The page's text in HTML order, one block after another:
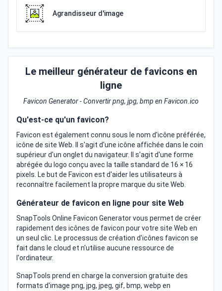
Agrandisseur d'image
Le meilleur générateur de favicons en
ligne
Favicon Generator - Convertir png, jpg, bmp en Favicon.ico
Qu'est-ce qu'un favicon?
Favicon est également connu sous le nom d'icône préférée,
icône de site Web. Il s'agit d'une icône affichée dans le coin
supérieur d'un onglet du navigateur. Il s'agit d'une forme
abrégée du logo conçu avec la taille standard de 16 × 16
pixels. Le but de Favicon est d'aider les utilisateurs à
reconnaître facilement la propre marque du site Web.
Générateur de favicon en ligne pour site Web
SnapTools Online Favicon Generator vous permet de créer
rapidement des icônes de favicon pour votre site Web en
un seul clic. Le processus de création d'icônes favicon se
fait dans le cloud et n'utilise aucune ressource de
l'ordinateur.
SnapTools prend en charge la conversion gratuite des
formats d'image png, jpg, jpeg, gif, bmp, webp en